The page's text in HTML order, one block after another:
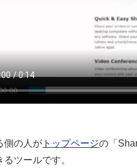
側の人が トップページの「
るツールです。